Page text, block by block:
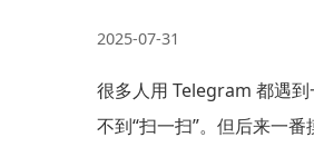
2025-07-31
很多人用 Telegram 都遇
不到“扫一扫”。但后来一